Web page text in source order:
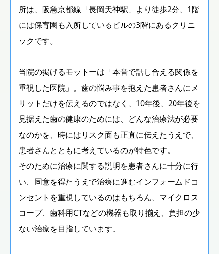
所は、阪急京都線「長岡天神駅」より徒歩2分、1階
には保育園も入所しているビルの3階にあるクリニ
ックです。
当院の掲げるモットーは「本音で話し合える関係を
重視した医院」。歯の悩み事を抱えた患者さんにメ
リットだけを伝えるのではなく、10年後、20年後を
見据えた歯の健康のためには、どんな治療法が必要
なのかを、時にはリスク面も正直に伝えたうえで、
患者さんとともに考えているのが特色です。
そのために治療に関する説明を患者さんに十分に行
い、同意を得たうえで治療に進むインフォームドコ
ンセントを重視しているのはもちろん、マイクロス
コープ、歯科用CTなどの機器も取り揃え、負担の少
ない治療を目指しています。